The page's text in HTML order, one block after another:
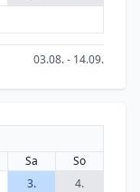
03.08. - 14.09.
Sa
So
3.
4.